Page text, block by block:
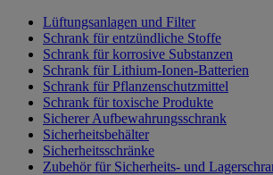
Lüftungsanlagen und Filter
Schrank für entzündliche Stoffe
Schrank für korrosive Substanzen
Schrank für Lithium-Ionen-Batterien
Schrank für Pflanzenschutzmittel
Schrank für toxische Produkte
Sicherer Aufbewahrungsschrank
Sicherheitsbehälter
Sicherheitsschränke
Zubehör für Sicherheits- und